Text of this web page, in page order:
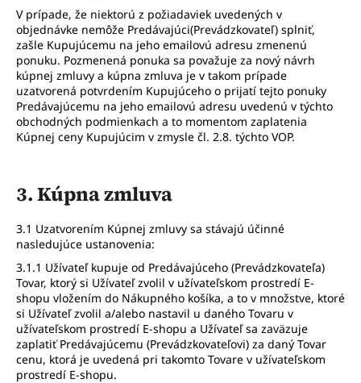
V prípade, že niektorú z požiadaviek uvedených v
objednávke nemôže Predávajúci(Prevádzkovateľ) splniť,
zašle Kupujúcemu na jeho emailovú adresu zmenenú
ponuku. Pozmenená ponuka sa považuje za nový návrh
kúpnej zmluvy a kúpna zmluva je v takom prípade
uzatvorená potvrdením Kupujúceho o prijatí tejto ponuky
Predávajúcemu na jeho emailovú adresu uvedenú v týchto
obchodných podmienkach a to momentom zaplatenia
Kúpnej ceny Kupujúcim v zmysle čl. 2.8. týchto VOP.
3. Kúpna zmluva
3.1 Uzatvorením Kúpnej zmluvy sa stávajú účinné
nasledujúce ustanovenia:
3.1.1 Užívateľ kupuje od Predávajúceho (Prevádzkovateľa)
Tovar, ktorý si Užívateľ zvolil v užívateľskom prostredí E-
shopu vložením do Nákupného košíka, a to v množstve, ktoré
si Užívateľ zvolil a/alebo nastavil u daného Tovaru v
užívateľskom prostredí E-shopu a Užívateľ sa zaväzuje
zaplatiť Predávajúcemu (Prevádzkovateľovi) za daný Tovar
cenu, ktorá je uvedená pri takomto Tovare v užívateľskom
prostredí E-shopu.